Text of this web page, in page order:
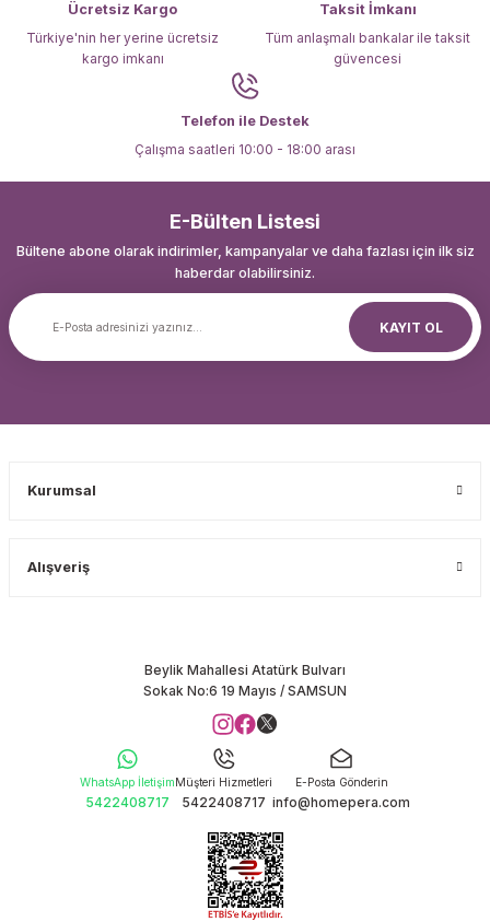
Ücretsiz Kargo
Türkiye'nin her yerine ücretsiz
kargo imkanı
Taksit İmkanı
Tüm anlaşmalı bankalar ile taksit
güvencesi
Telefon ile Destek
Çalışma saatleri 10:00 - 18:00 arası
E-Bülten Listesi
Bültene abone olarak indirimler, kampanyalar ve daha fazlası için ilk siz
haberdar olabilirsiniz.
KAYIT OL
Kurumsal
Alışveriş
Beylik Mahallesi Atatürk Bulvarı
Sokak No:6 19 Mayıs / SAMSUN
WhatsApp İletişim
5422408717
Müşteri Hizmetleri
5422408717
E-Posta Gönderin
info@homepera.com